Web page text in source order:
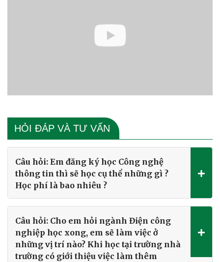
HỎI ĐÁP VÀ TƯ VẤN
Câu hỏi: Em đăng ký học Công nghệ
thông tin thì sẽ học cụ thể những gì ?
Học phí là bao nhiêu ?
Câu hỏi: Cho em hỏi ngành Điện công
nghiệp học xong, em sẽ làm việc ở
những vị trí nào? Khi học tại trường nhà
trường có giới thiệu việc làm thêm